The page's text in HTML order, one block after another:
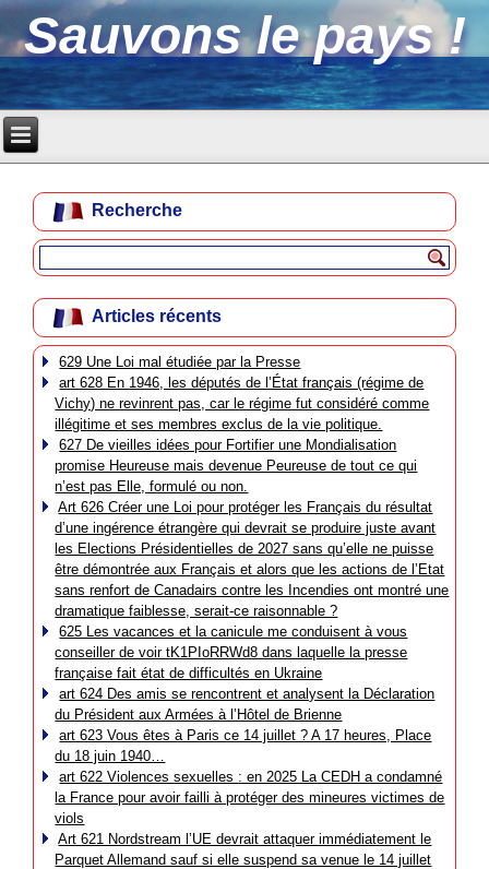
Sauvons le pays !
Recherche
Articles récents
629 Une Loi mal étudiée par la Presse
art 628 En 1946, les députés de l’État français (régime de
Vichy) ne revinrent pas, car le régime fut considéré comme
illégitime et ses membres exclus de la vie politique.
627 De vieilles idées pour Fortifier une Mondialisation
promise Heureuse mais devenue Peureuse de tout ce qui
n’est pas Elle, formulé ou non.
Art 626 Créer une Loi pour protéger les Français du résultat
d’une ingérence étrangère qui devrait se produire juste avant
les Elections Présidentielles de 2027 sans qu’elle ne puisse
être démontrée aux Français et alors que les actions de l’Etat
sans renfort de Canadairs contre les Incendies ont montré une
dramatique faiblesse, serait-ce raisonnable ?
625 Les vacances et la canicule me conduisent à vous
conseiller de voir tK1PIoRRWd8 dans laquelle la presse
française fait état de difficultés en Ukraine
art 624 Des amis se rencontrent et analysent la Déclaration
du Président aux Armées à l’Hôtel de Brienne
art 623 Vous êtes à Paris ce 14 juillet ? A 17 heures, Place
du 18 juin 1940…
art 622 Violences sexuelles : en 2025 La CEDH a condamné
la France pour avoir failli à protéger des mineures victimes de
viols
Art 621 Nordstream l’UE devrait attaquer immédiatement le
Parquet Allemand sauf si elle suspend sa venue le 14 juillet